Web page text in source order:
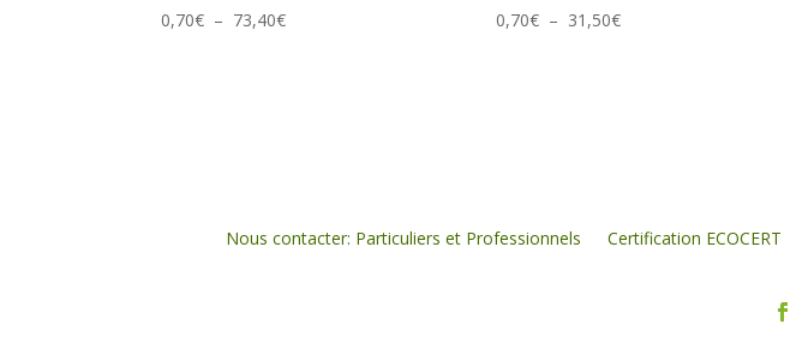
0,70€ – 73,40€Plage
0,70€ – 31,50€Plage
Nous contacter: Particuliers et Professionnels Certification ECOCERT